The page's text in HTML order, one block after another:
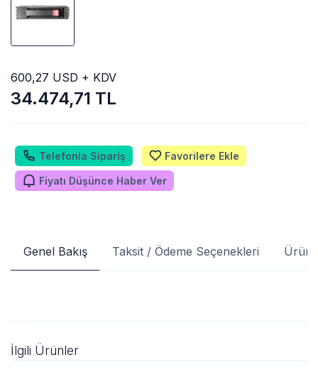
34.474,71 TL
600,27 USD + KDV
Telefonla Sipariş Favorilere Ekle
Fiyatı Düşünce Haber Ver
Genel Bakış Taksit / Ödeme Seçenekleri Ürün
İlgili Ürünler